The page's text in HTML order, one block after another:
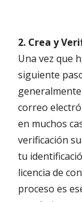
2. Crea y
Una vez que
siguiente
correo
en muchos
verificación
tu
licencia de
proceso es